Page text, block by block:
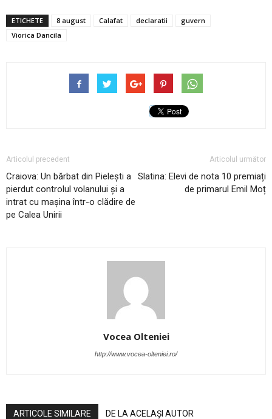
ETICHETE 8 august Calafat declaratii
guvern
Viorica Dancila
Articolul precedent
Craiova: Un bărbat din Pielești a
pierdut controlul volanului și a
intrat cu mașina într-o clădire de
pe Calea Unirii
Articolul următor
Slatina: Elevi de nota 10 premiați
de primarul Emil Moț
Vocea Olteniei
http://www.vocea-olteniei.ro/
ARTICOLE SIMILARE DE LA ACELAȘI AUTOR